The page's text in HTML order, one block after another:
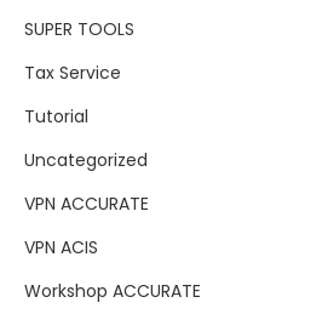
SUPER TOOLS
Tax Service
Tutorial
Uncategorized
VPN ACCURATE
VPN ACIS
Workshop ACCURATE